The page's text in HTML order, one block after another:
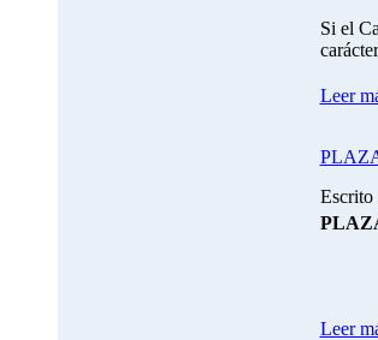
Si el
Leer
Leer